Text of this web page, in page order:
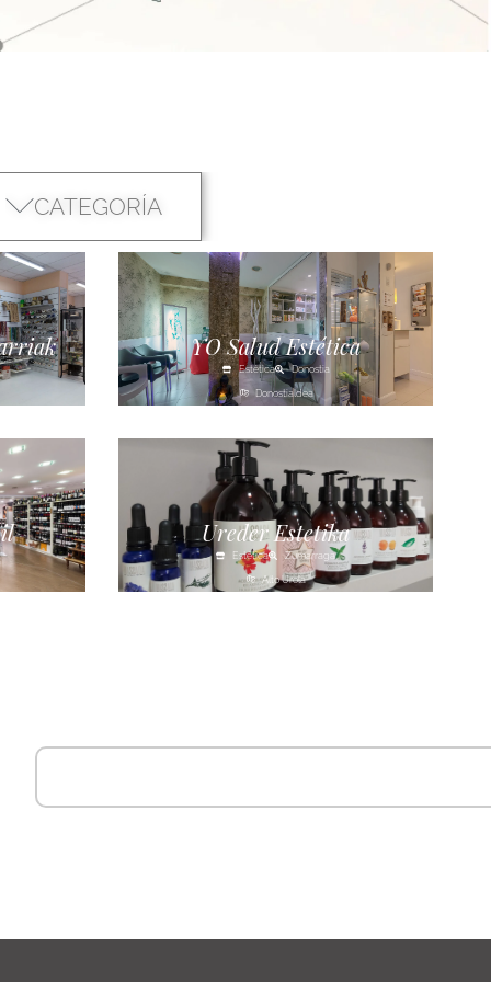
CATEGORÍA
YO Salud Estética
Estética Donostia
Donostialdea
Ureder Estetika
Estética Zumarraga
Alto Urola